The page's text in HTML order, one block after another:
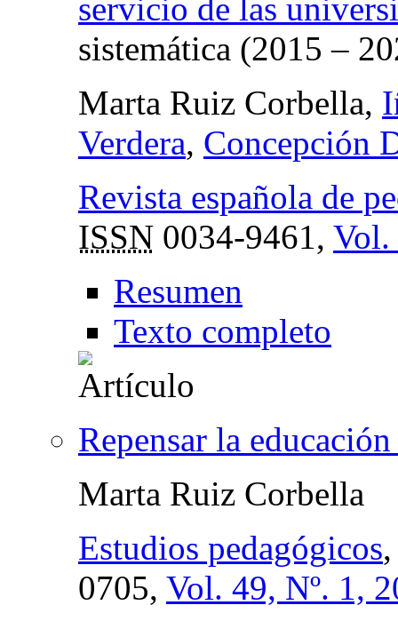
servicio de las
sistemática (2015 –
Marta Ruiz Corbella,
Verdera, Concepción
Revista española de
ISSN 0034-9461, Vol.
Resumen
Texto completo
Repensar la
Marta Ruiz Corbella
Estudios pedagógicos
0705, Vol. 49, Nº. 1,